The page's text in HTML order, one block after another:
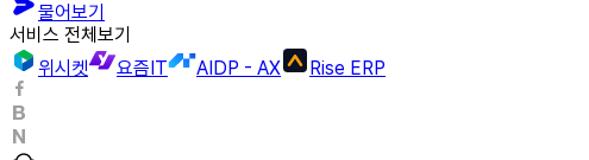
물어보기
서비스 전체보기
위시켓
요즘IT AIDP - AX Rise ERP